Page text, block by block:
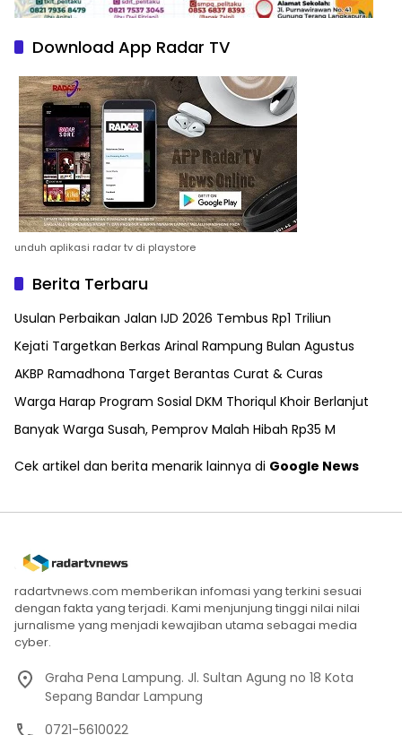
Download App Radar TV
unduh aplikasi radar tv di playstore
Berita Terbaru
Usulan Perbaikan Jalan IJD 2026 Tembus Rp1 Triliun
Kejati Targetkan Berkas Arinal Rampung Bulan Agustus
AKBP Ramadhona Target Berantas Curat & Curas
Warga Harap Program Sosial DKM Thoriqul Khoir Berlanjut
Banyak Warga Susah, Pemprov Malah Hibah Rp35 M
Cek artikel dan berita menarik lainnya di Google News
radartvnews.com memberikan infomasi yang terkini sesuai
dengan fakta yang terjadi. Kami menjunjung tinggi nilai nilai
jurnalisme yang menjadi kewajiban utama sebagai media
cyber.
Graha Pena Lampung. Jl. Sultan Agung no 18 Kota
Sepang Bandar Lampung
0721-5610022